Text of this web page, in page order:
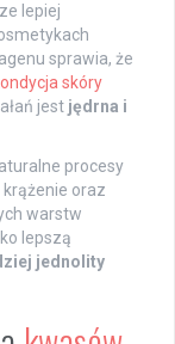
lepiej
sprawia, że
skóry
jest jędrna i
procesy
oraz
warstw
lepszą
jednolity